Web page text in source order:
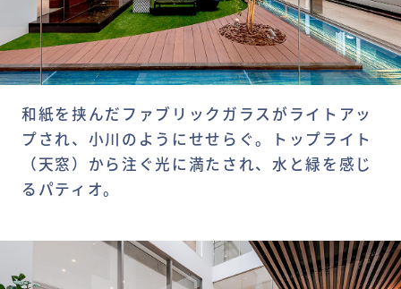
和紙を挟んだファブリックガラスがライトアッ
プされ、小川のようにせせらぐ。トップライト
（天窓）から注ぐ光に満たされ、水と緑を感じ
るパティオ。